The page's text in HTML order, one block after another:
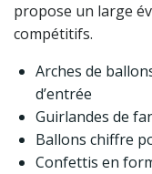
propose un large
compétitifs.
Arches de
d’entrée
Guirlandes de
Ballons chiffre
Confettis en